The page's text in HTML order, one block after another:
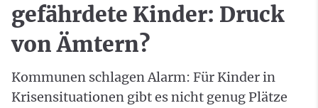
gefährdete Kinder: Druck
von Ämtern?
Kommunen schlagen Alarm: Für Kinder in
Krisensituationen gibt es nicht genug Plätze